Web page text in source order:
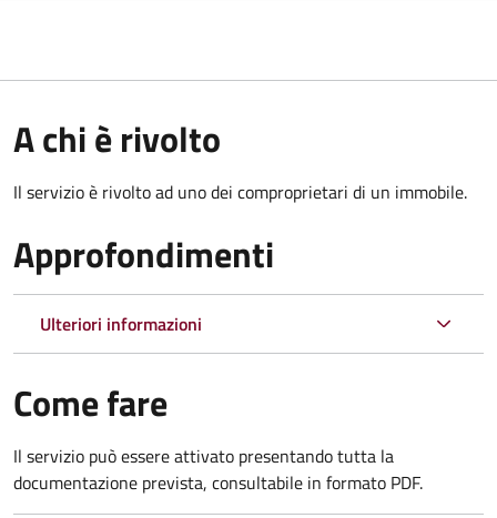
A chi è rivolto
Il servizio è rivolto ad uno dei comproprietari di un immobile.
Approfondimenti
Ulteriori informazioni
Come fare
Il servizio può essere attivato presentando tutta la
documentazione prevista, consultabile in formato PDF.